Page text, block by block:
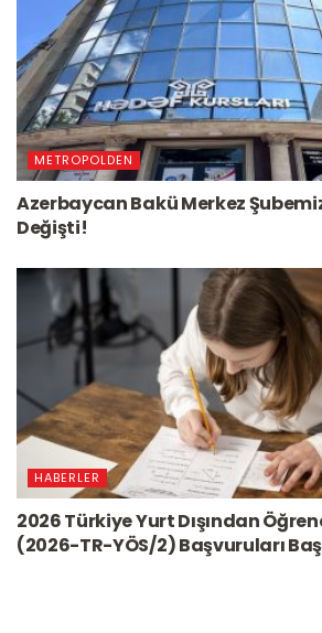
METROPOLDEN
Azerbaycan Bakü Merkez
Değişti!
HABERLER
2026 Türkiye Yurt Dışından
(2026-TR-YÖS/2) Başvuruları